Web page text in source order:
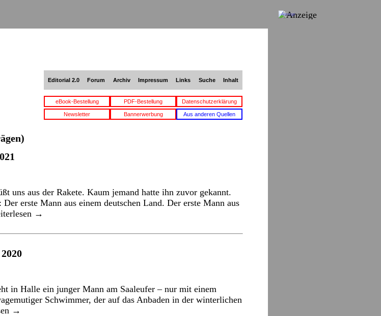
Editorial 2.0 Forum Archiv Impressum Links Suche Inhalt
eBook-Bestellung PDF-Bestellung Datenschutzerklärung
Newsletter Bannerwerbung Aus anderen Quellen
uns aus der Rakete. Kaum jemand hatte ihn zuvor gekannt.
erste Mann aus einem deutschen Land. Der erste Mann aus
→
in Halle ein junger Mann am Saaleufer – nur mit einem
Schwimmer, der auf das Anbaden in der winterlichen
→
Anzeige